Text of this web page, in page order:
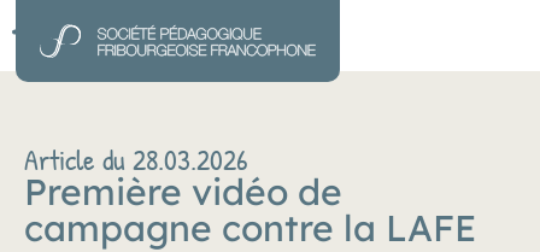
Article du 28.03.2026
Première vidéo de
campagne contre la LAFE